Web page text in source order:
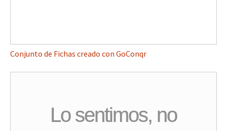
Conjunto de Fichas creado con GoConqr